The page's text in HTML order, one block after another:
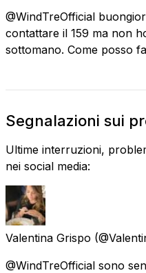
@WindTreOfficial
contattare il 159 ma non
sottomano. Come posso
Segnalazioni sui
Ultime interruzioni,
nei social media:
Valentina Grispo
@WindTreOfficial sono